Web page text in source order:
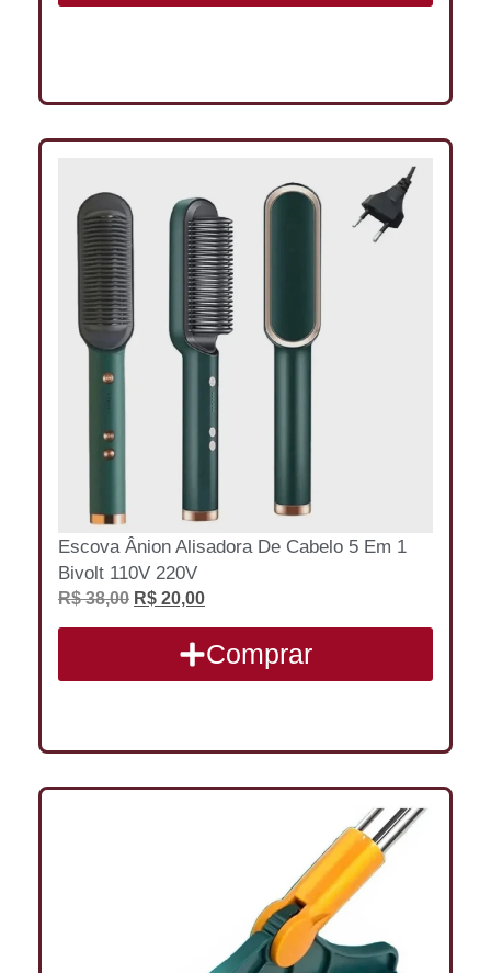
Escova Ânion Alisadora De Cabelo 5 Em 1
Bivolt 110V 220V
R$38,00 R$ 20,00
Comprar